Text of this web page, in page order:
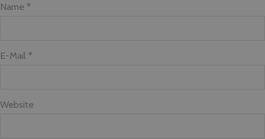
Name *
E-Mail *
Website